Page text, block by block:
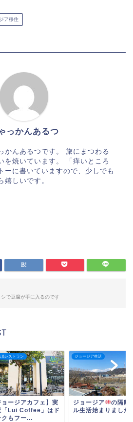
ア移住
っかんあるつ
かんあるつです。 旅にまつわる
を焼いています。 「痒いところ
ーに書いていますので、少しでも
嬉しいです。
シで豆腐が手に入るのです
&レストラン
ョージアカフェ】実
「Lui Coffee」はド
クもフー...
ジョージア生活
ジョージア
の隔離
ル生活始まりました